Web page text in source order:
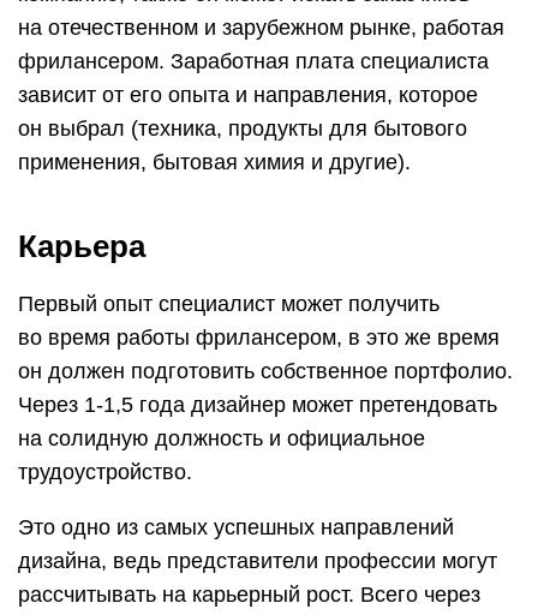
на отечественном и зарубежном рынке, работая
фрилансером. Заработная плата специалиста
зависит от его опыта и направления, которое
он выбрал (техника, продукты для бытового
применения, бытовая химия и другие).
Карьера
Первый опыт специалист может получить
во время работы фрилансером, в это же время
он должен подготовить собственное портфолио.
Через 1-1,5 года дизайнер может претендовать
на солидную должность и официальное
трудоустройство.
Это одно из самых успешных направлений
дизайна, ведь представители профессии могут
рассчитывать на карьерный рост. Всего через